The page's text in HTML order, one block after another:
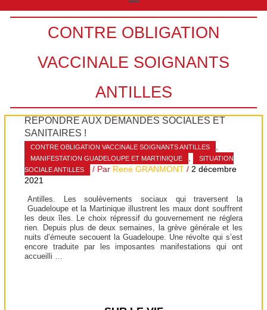
CONTRE OBLIGATION
VACCINALE SOIGNANTS
ANTILLES
RÉPONDRE AUX DEMANDES SOCIALES ET
SANITAIRES !
CONTRE OBLIGATION VACCINALE SOIGNANTS ANTILLES ,
MANIFESTATION GUADELOUPE ET MARTINIQUE ,
SITUATION
SOCIALE ANTILLES
/ Par René GRANMONT /2 décembre
2021
Antilles. Les soulèvements sociaux qui traversent la
Guadeloupe et la Martinique illustrent les maux dont souffrent
les deux îles. Le choix répressif du gouvernement ne réglera
rien. Depuis plus de deux semaines, la grève générale et les
nuits d’émeute secouent la Guadeloupe. Une révolte qui s’est
encore traduite par les imposantes manifestations qui ont
accueilli …